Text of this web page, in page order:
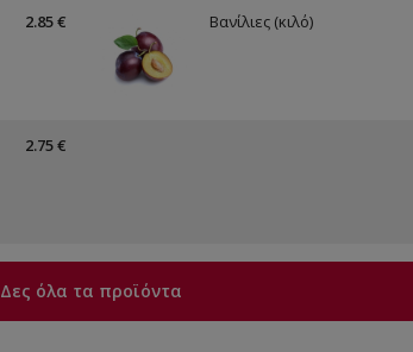
2.85 € Βανίλιες (κιλό)
2.75 €
Δες όλα τα προϊόντα